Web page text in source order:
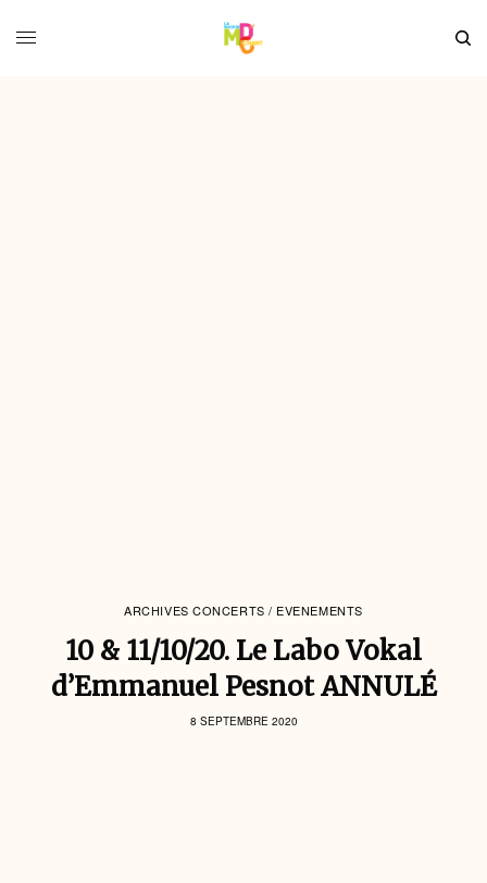
ARCHIVES CONCERTS / EVENEMENTS
10 & 11/10/20. Le Labo Vokal
d’Emmanuel Pesnot ANNULÉ
8 SEPTEMBRE 2020